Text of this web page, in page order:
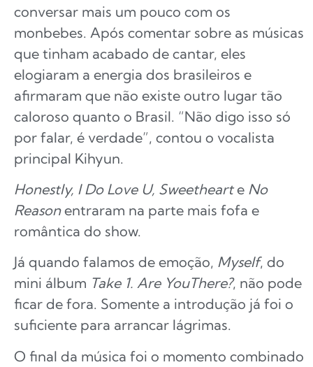
conversar mais um pouco com os
monbebes. Após comentar sobre as músicas
que tinham acabado de cantar, eles
elogiaram a energia dos brasileiros e
afirmaram que não existe outro lugar tão
caloroso quanto o Brasil. “Não digo isso só
por falar, é verdade”, contou o vocalista
principal Kihyun.
Honestly, I Do Love U, Sweethearte No
Reasonentraram na parte mais fofa e
romântica do show.
Já quando falamos de emoção, Myself, do
mini álbum Take 1. Are YouThere?, não pode
ficar de fora. Somente a introdução já foi o
suficiente para arrancar lágrimas.
O final da música foi o momento combinado